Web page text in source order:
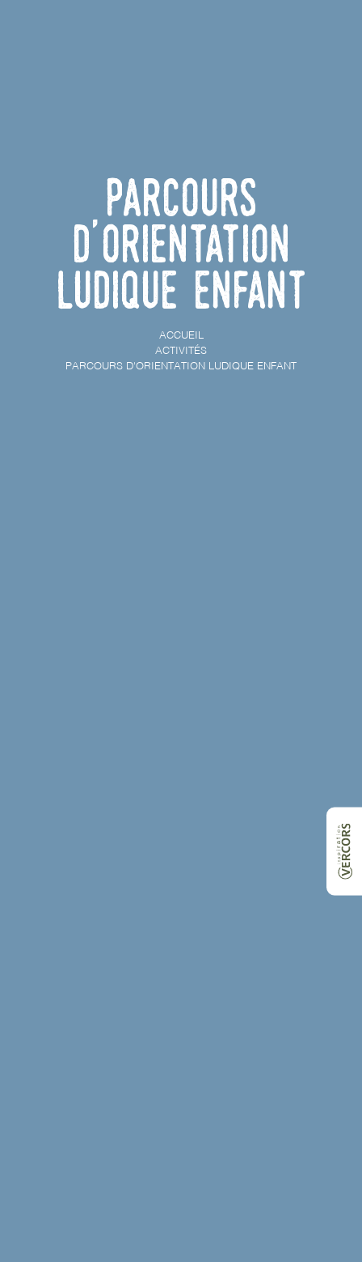
Parcours
d'orientation
ludique enfant
ACCUEIL
ACTIVITÉS
PARCOURS D'ORIENTATION LUDIQUE ENFANT